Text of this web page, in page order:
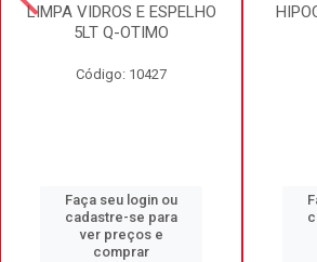
LIMPA VIDROS E ESPELHO
5LT Q-OTIMO
Código: 10427
Faça seu login ou
cadastre-se para
ver preços e
comprar